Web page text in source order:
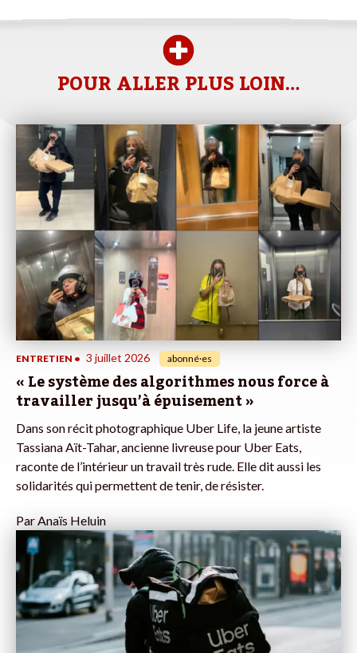
POUR ALLER PLUS LOIN…
ENTRETIEN • 3 juillet 2026 abonné·es
« Le système des algorithmes nous force à
travailler jusqu’à épuisement »
Dans son récit photographique Uber Life, la jeune artiste
Tassiana Aït-Tahar, ancienne livreuse pour Uber Eats,
raconte de l’intérieur un travail très rude. Elle dit aussi les
solidarités qui permettent de tenir, de résister.
ParAnaïs Heluin